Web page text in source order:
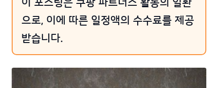
이 포스팅은 쿠팡 파트너스 활동의 일환
으로, 이에 따른 일정액의 수수료를 제공
받습니다.